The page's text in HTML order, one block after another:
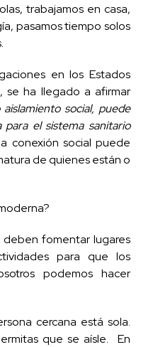
trabajamos en casa,
pasamos tiempo solos
en los Estados
se ha llegado a afirmar
social, puede
para el sistema sanitario
conexión social puede
de quienes están o
fomentar lugares
para que los
podemos hacer
cercana está sola.
que se aísle. En